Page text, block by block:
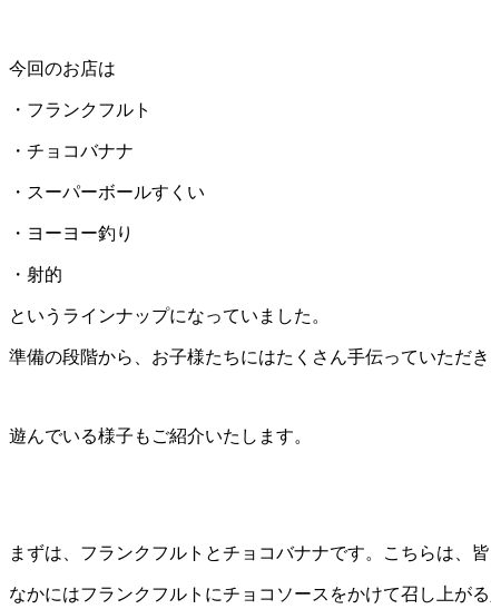
今回のお店は
・フランクフルト
・チョコバナナ
・スーパーボールすくい
・ヨーヨー釣り
・射的
というラインナップになっていました。
準備の段階から、お子様たちにはたくさん手伝っていただ
遊んでいる様子もご紹介いたします。
まずは、フランクフルトとチョコバナナです。こちらは、
なかにはフランクフルトにチョコソースをかけて召し上